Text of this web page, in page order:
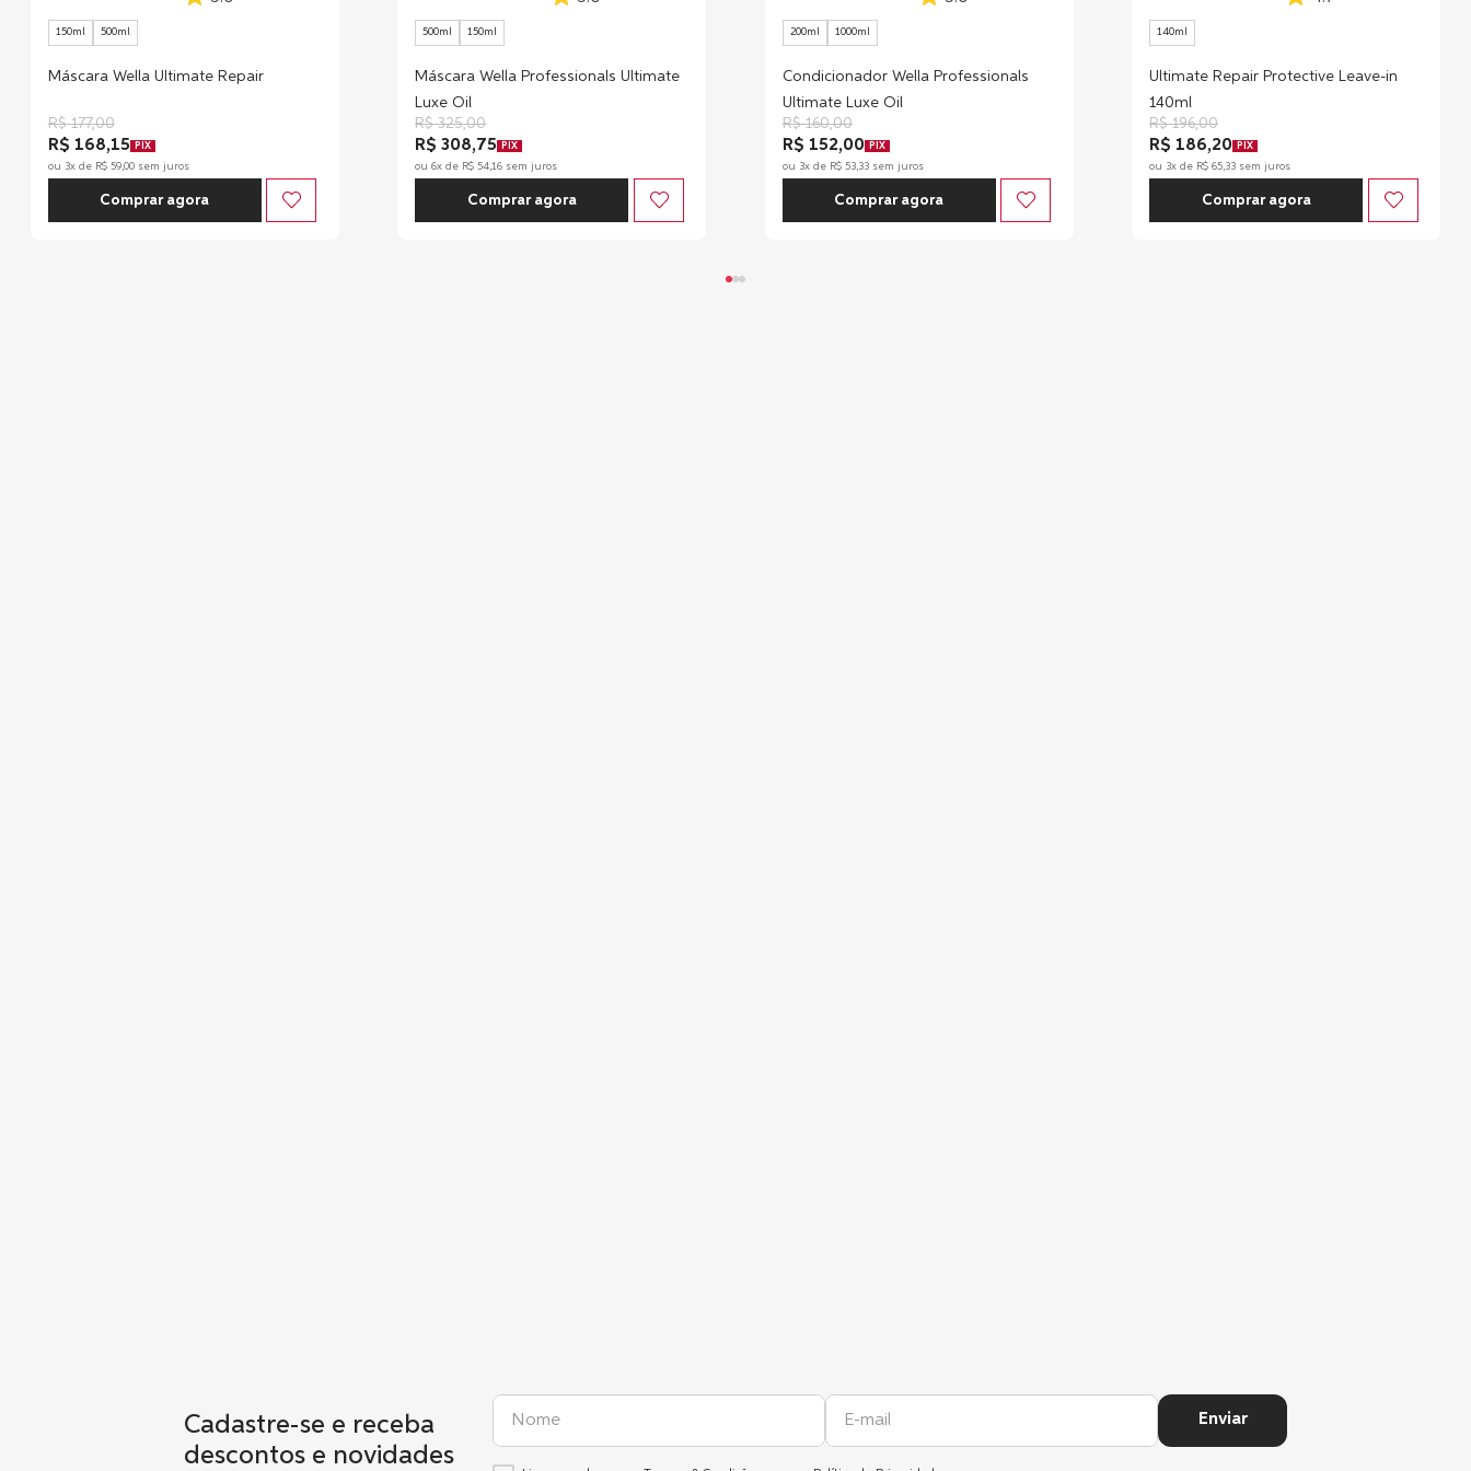
150ml 500ml
Máscara Wella Ultimate Repair
R$ 177,00
R$ 168,15 PIX
ou 3x de R$ 59,00sem juros
Comprar agora
500ml 150ml
Máscara Wella Professionals Ultimate
Luxe Oil
R$ 325,00
R$ 308,75 PIX
ou6x de R$ 54,16 sem juros
Comprar agora
200ml 1000ml
Condicionador Wella Professionals
Ultimate Luxe Oil
R$ 160,00
R$ 152,00 PIX
ou 3x de R$ 53,33sem juros
Comprar agora
140ml
Ultimate Repair Protective Leave-in
140ml
R$ 196,00
R$ 186,20 PIX
ou 3x de R$ 65,33 sem juros
Comprar agora
Cadastre-se e receba
descontos e novidades
Enviar